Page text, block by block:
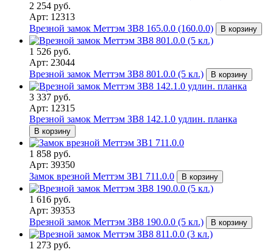
2 254 руб.
Арт: 12313
Врезной замок Меттэм ЗВ8 165.0.0 (160.0.0)
В корзину
1 526 руб.
Арт: 23044
Врезной замок Меттэм ЗВ8 801.0.0 (5 кл.)
В корзину
3 337 руб.
Арт: 12315
Врезной замок Меттэм ЗВ8 142.1.0 удлин. планка
В корзину
1 858 руб.
Арт: 39350
Замок врезной Меттэм ЗВ1 711.0.0
В корзину
1 616 руб.
Арт: 39353
Врезной замок Меттэм ЗВ8 190.0.0 (5 кл.)
В корзину
1 273 руб.